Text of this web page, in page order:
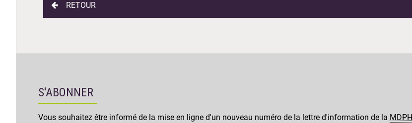
RETOUR
S'ABONNER
Vous souhaitez être informé de la mise en ligne d'un nouveau numéro de la lettre d'information de la MDPH